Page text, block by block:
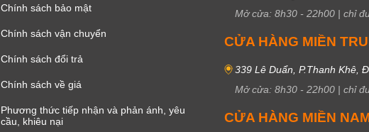
Chính sách bảo mật
Chính sách vận chuyển
Chính sách đổi trả
Chính sách về giá
Phương thức tiếp nhận và phản ánh, yêu
cầu, khiêu nại
Mở cửa: 8h30 - 22h00 | chỉ
CỬA HÀNG MIỀN
339 Lê Duẩn, P.Thanh Khê,
Mở cửa: 8h30 - 22h00 | chỉ
CỬA HÀNG MIỀN